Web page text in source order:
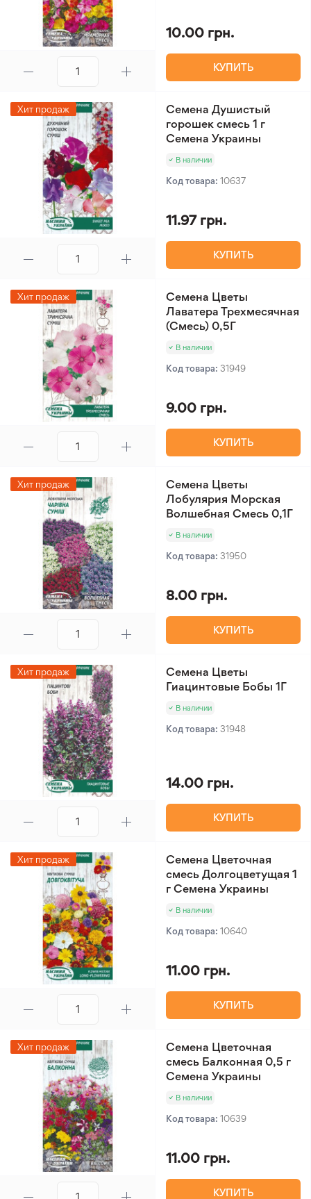
10.00 грн.
КУПИТЬ
Хит продаж
Семена Душистый
горошек смесь 1 г
Семена Украины
В наличии
Код товара: 10637
11.97 грн.
КУПИТЬ
Хит продаж
Семена Цветы
Лаватера Трехмесячная
(Смесь) 0,5Г
В наличии
Код товара: 31949
9.00 грн.
КУПИТЬ
Хит продаж
Семена Цветы
Лобулярия Морская
Волшебная Смесь 0,1Г
В наличии
Код товара: 31950
8.00 грн.
КУПИТЬ
Хит продаж
Семена Цветы
Гиацинтовые Бобы 1Г
В наличии
Код товара: 31948
14.00 грн.
КУПИТЬ
Хит продаж
Семена Цветочная
смесь Долгоцветущая 1
г Семена Украины
В наличии
Код товара: 10640
11.00 грн.
КУПИТЬ
Хит продаж
Семена Цветочная
смесь Балконная 0,5 г
Семена Украины
В наличии
Код товара: 10639
11.00 грн.
КУПИТЬ